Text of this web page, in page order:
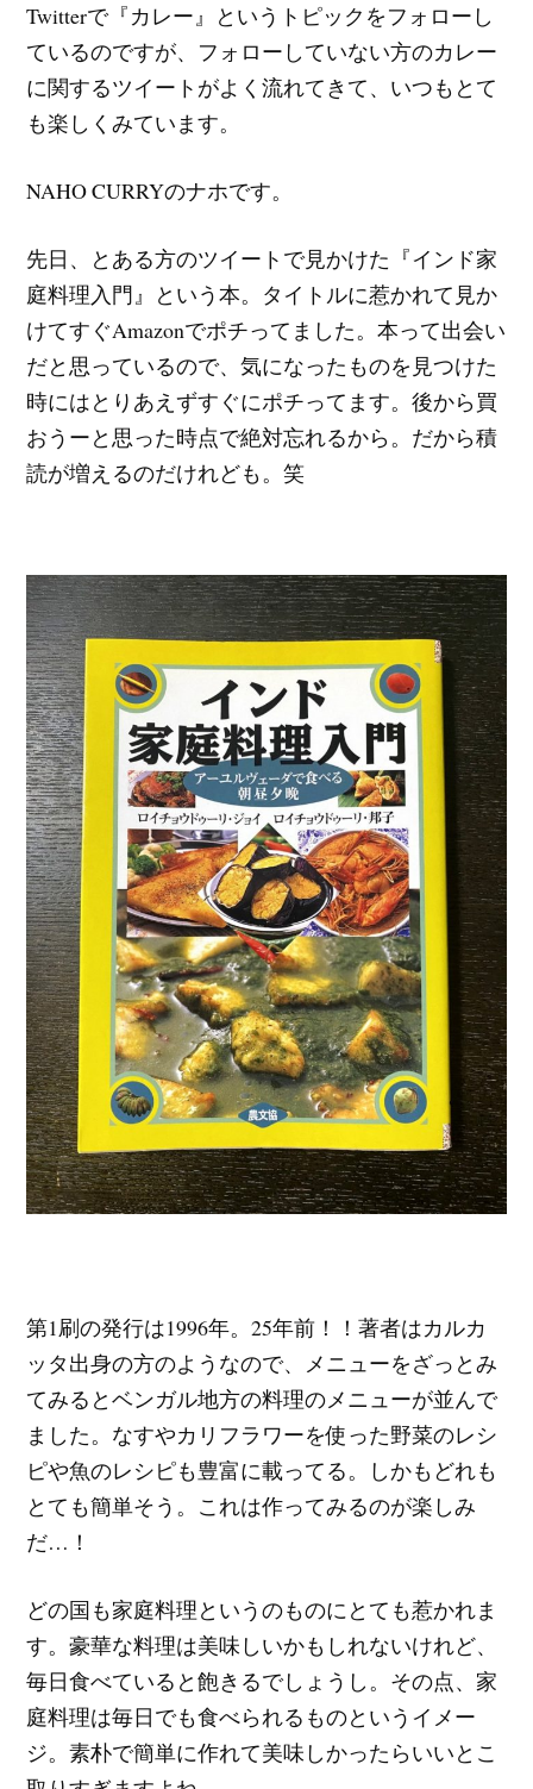
Twitterで『カレー』というトピックをフォローし
ているのですが、フォローしていない方のカレー
に関するツイートがよく流れてきて、いつもとて
も楽しくみています。
NAHO CURRYのナホです。
先日、とある方のツイートで見かけた『インド家
庭料理入門』という本。タイトルに惹かれて見か
けてすぐAmazonでポチってました。本って出会い
だと思っているので、気になったものを見つけた
時にはとりあえずすぐにポチってます。後から買
おうーと思った時点で絶対忘れるから。だから積
読が増えるのだけれども。笑
第1刷の発行は1996年。25年前！！著者はカルカ
ッタ出身の方のようなので、メニューをざっとみ
てみるとベンガル地方の料理のメニューが並んで
ました。なすやカリフラワーを使った野菜のレシ
ピや魚のレシピも豊富に載ってる。しかもどれも
とても簡単そう。これは作ってみるのが楽しみ
だ…！
どの国も家庭料理というのものにとても惹かれま
す。豪華な料理は美味しいかもしれないけれど、
毎日食べていると飽きるでしょうし。その点、家
庭料理は毎日でも食べられるものというイメー
ジ。素朴で簡単に作れて美味しかったらいいとこ